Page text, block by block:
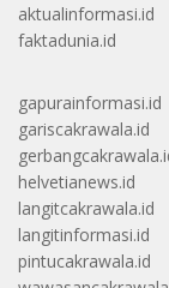
aktualinformasi.id
faktadunia.id
gapurainformasi.id
gariscakrawala.id
helvetianews.id
langitcakrawala.id
langitinformasi.id
pintucakrawala.id